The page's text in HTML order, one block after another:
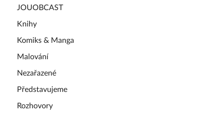
JOUOBCAST
Knihy
Komiks & Manga
Malování
Nezařazené
Představujeme
Rozhovory